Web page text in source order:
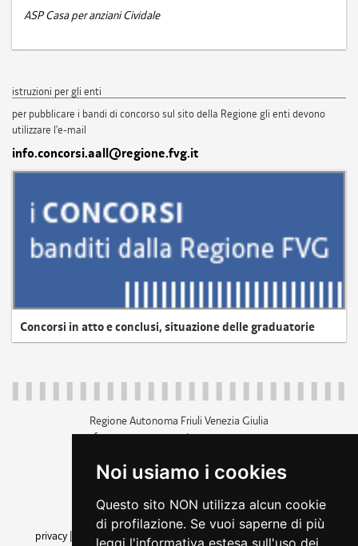
Noi usiamo i cookies
Questo sito NON utilizza alcun cookie
di profilazione. Se vuoi saperne di più
leggi l'informativa estesa sull'uso dei
ASP Casa per anziani Cividale
istruzioni per gli enti
per pubblicare i bandi di concorso sul sito della Regione gli enti devono
utilizzare l'e-mail
info.concorsi.aall@regione.fvg.it
Concorsi in atto e conclusi, situazione delle graduatorie
Regione Autonoma Friuli Venezia Giulia
c.f. 80014930327; p.iva 00526040324
+39 040 3771111
amministrazione trasparente
privacy
cookie |note legali accessibilità
dichiarazione di